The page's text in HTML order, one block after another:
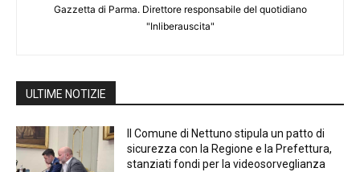
Gazzetta di Parma. Direttore responsabile del quotidiano
"Inliberauscita"
ULTIME NOTIZIE
Il Comune di Nettuno stipula un patto di
sicurezza con la Regione e la Prefettura,
stanziati fondi per la videosorveglianza